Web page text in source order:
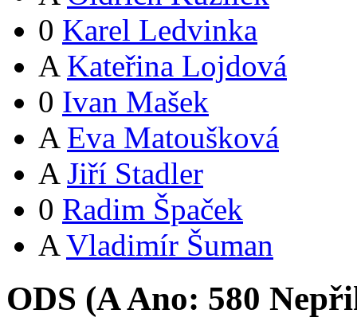
0 Karel Ledvinka
A Kateřina Lojdová
0 Ivan Mašek
A Eva Matoušková
A Jiří Stadler
0 Radim Špaček
A Vladimír Šuman
ODS (AAno: 580